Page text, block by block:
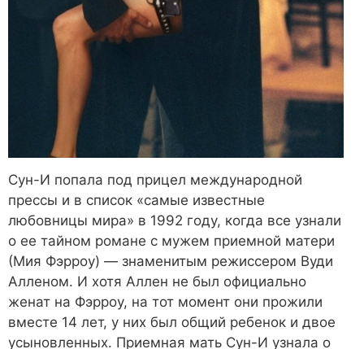
Сун-И попала под прицел международной
прессы и в список «самые известные
любовницы мира» в 1992 году, когда все узнали
о ее тайном романе с мужем приемной матери
(Мия Фэрроу) — знаменитым режиссером Вуди
Алленом. И хотя Аллен не был официально
женат на Фэрроу, на тот момент они прожили
вместе 14 лет, у них был общий ребенок и двое
усыновленных. Приемная мать Сун-И узнала о